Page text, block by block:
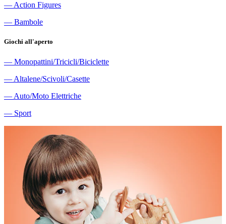
― Action Figures
― Bambole
Giochi all'aperto
― Monopattini/Tricicli/Biciclette
― Altalene/Scivoli/Casette
― Auto/Moto Elettriche
― Sport